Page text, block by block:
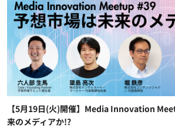
【5月19日(火)開催】Media Innovation
来のメディアか!?